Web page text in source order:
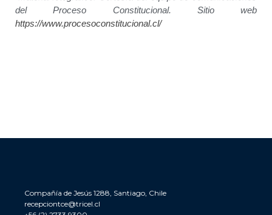
del Proceso Constitucional. Sitio web
https://www.procesoconstitucional.cl/
Compañía de Jesús 1288, Santiago, Chile
recepciontce@tricel.cl